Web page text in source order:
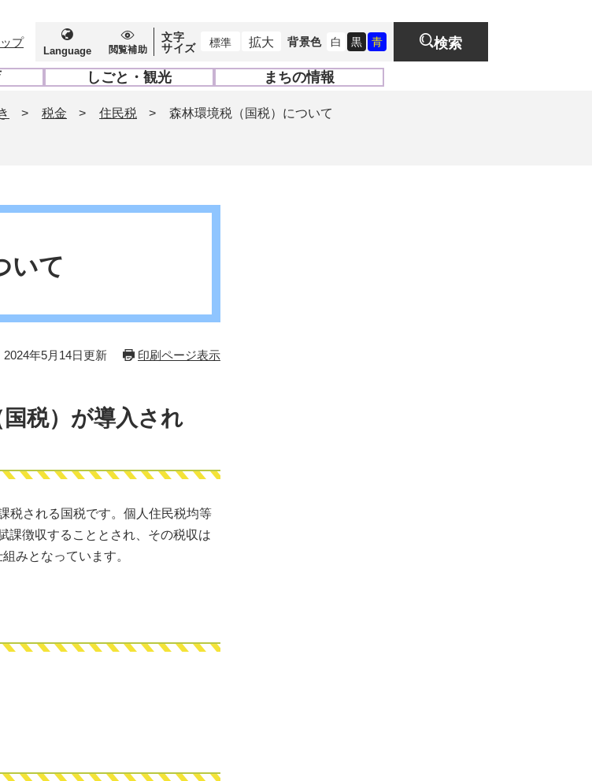
プ
Language 閲覧補助
文字
サイズ
標準 拡大 背景色 白 黒 青 検索
しごと・観光
開
まちの情報
開
く
> 税金 > 住民税 > 森林環境税（国税）について
いて
2024年5月14日更新 印刷ページ表示
税）が導入され
税される国税です。個人住民税均等
課徴収することとされ、その税収は
みとなっています。